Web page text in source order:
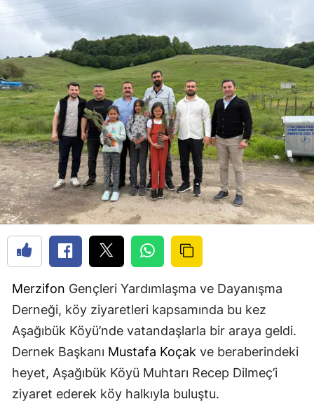
Merzifon Gençleri Yardımlaşma ve Dayanışma
Derneği, köy ziyaretleri kapsamında bu kez
Aşağıbük Köyü’nde vatandaşlarla bir araya geldi.
Dernek Başkanı Mustafa Koçak ve beraberindeki
heyet, Aşağıbük Köyü Muhtarı Recep Dilmeç’i
ziyaret ederek köy halkıyla buluştu.